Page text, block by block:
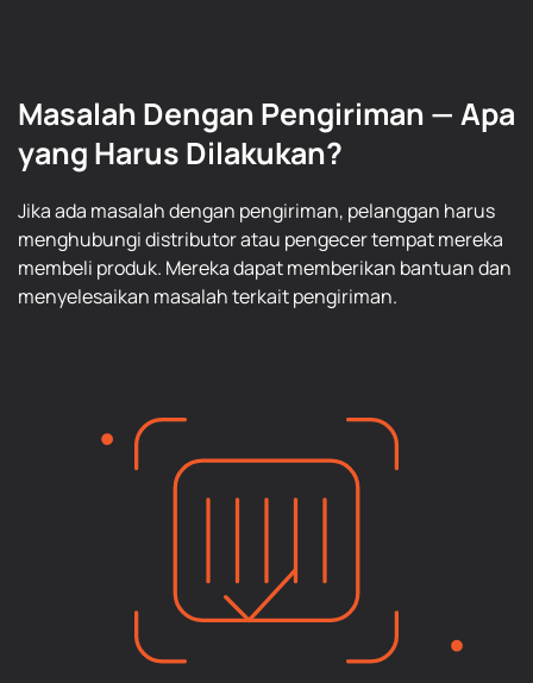
Masalah Dengan Pengiriman — Apa
yang Harus Dilakukan?
Jika ada masalah dengan pengiriman, pelanggan harus
menghubungi distributor atau pengecer tempat mereka
membeli produk. Mereka dapat memberikan bantuan dan
menyelesaikan masalah terkait pengiriman.